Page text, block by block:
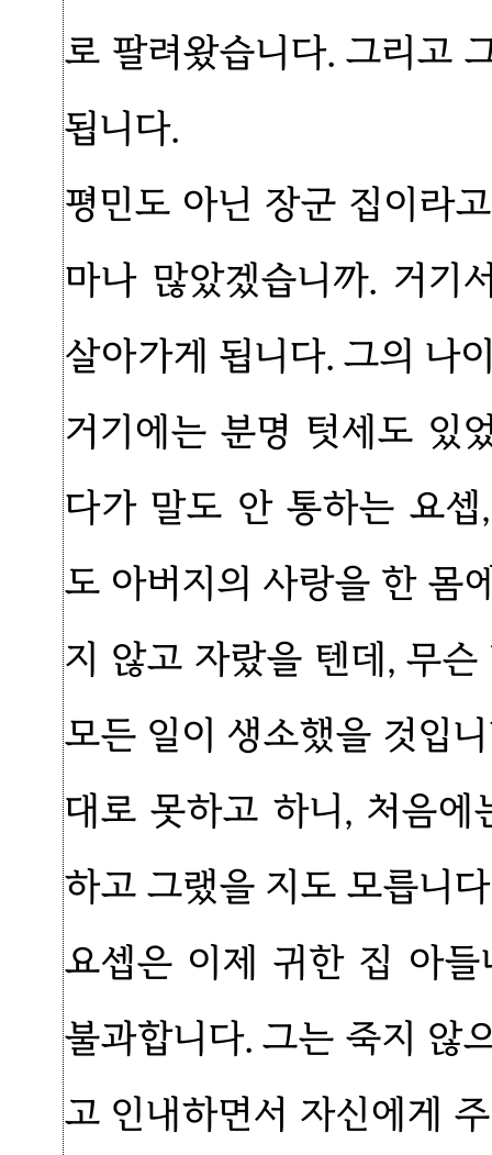
로 팔려왔습니다. 그리고
됩니다.
평민도 아닌 장군 집이라
마나 많았겠습니까. 거기
살아가게 됩니다. 그의 나
거기에는 분명 텃세도 있
다가 말도 안 통하는 요
도 아버지의 사랑을 한 몸
지 않고 자랐을 텐데, 무
모든 일이 생소했을 것입
대로 못하고 하니, 처음
하고 그랬을 지도 모릅니
요셉은 이제 귀한 집 아
불과합니다. 그는 죽지 않
고 인내하면서 자신에게